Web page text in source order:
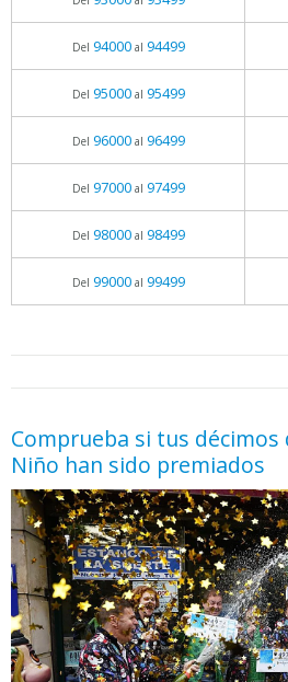
Del 94000al 94499
Del 95000al 95499
Del 96000al 96499
Del 97000al 97499
Del 98000al 98499
Del 99000al 99499
Comprueba si tus décimos
Niño han sido premiados